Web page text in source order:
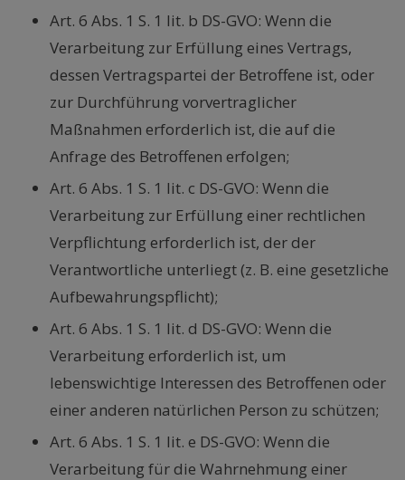
Art. 6 Abs. 1 S. 1 lit. b DS-GVO: Wenn die
Verarbeitung zur Erfüllung eines Vertrags,
dessen Vertragspartei der Betroffene ist, oder
zur Durchführung vorvertraglicher
Maßnahmen erforderlich ist, die auf die
Anfrage des Betroffenen erfolgen;
Art. 6 Abs. 1 S. 1 lit. c DS-GVO: Wenn die
Verarbeitung zur Erfüllung einer rechtlichen
Verpflichtung erforderlich ist, der der
Verantwortliche unterliegt (z. B. eine gesetzliche
Aufbewahrungspflicht);
Art. 6 Abs. 1 S. 1 lit. d DS-GVO: Wenn die
Verarbeitung erforderlich ist, um
lebenswichtige Interessen des Betroffenen oder
einer anderen natürlichen Person zu schützen;
Art. 6 Abs. 1 S. 1 lit. e DS-GVO: Wenn die
Verarbeitung für die Wahrnehmung einer